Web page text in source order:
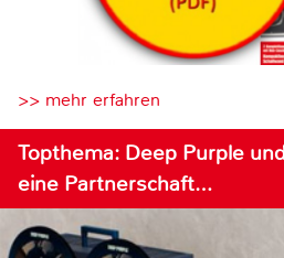
>> mehr erfahren
Topthema: Deep Purple
eine Partnerschaft…